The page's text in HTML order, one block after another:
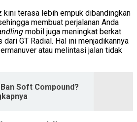
kini terasa lebih empuk dibandingkan
membuat perjalanan Anda
mobil juga meningkat berkat
dari GT Radial. Hal ini menjadikannya
atau melintasi jalan tidak
Soft Compound?